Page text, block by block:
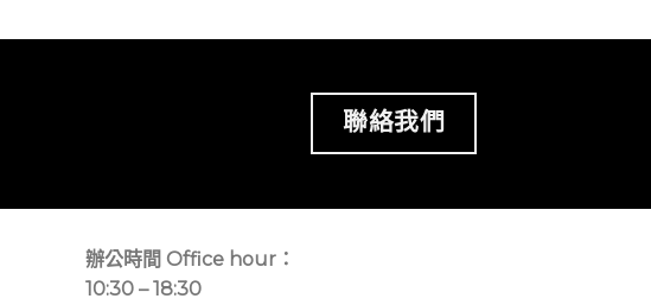
聯絡我們
辦公時間 Office hour：
10:30 – 18:30